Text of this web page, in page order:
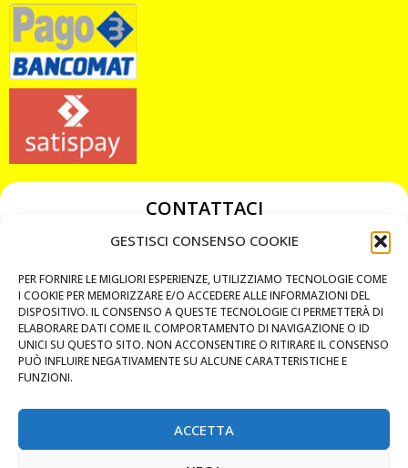
GESTISCI CONSENSO COOKIE
PER FORNIRE LE MIGLIORI ESPERIENZE, UTILIZZIAMO TECNOLOGIE COME
I COOKIE PER MEMORIZZARE E/O ACCEDERE ALLE INFORMAZIONI DEL
DISPOSITIVO. IL CONSENSO A QUESTE TECNOLOGIE CI PERMETTERÀ DI
ELABORARE DATI COME IL COMPORTAMENTO DI NAVIGAZIONE O ID
UNICI SU QUESTO SITO. NON ACCONSENTIRE O RITIRARE IL CONSENSO
PUÒ INFLUIRE NEGATIVAMENTE SU ALCUNE CARATTERISTICHE E
FUNZIONI.
ACCETTA
CONTATTACI
349 3863811
chiavicodificate@gmail.com
Privacy Policy
Cookie Policy
MAPS